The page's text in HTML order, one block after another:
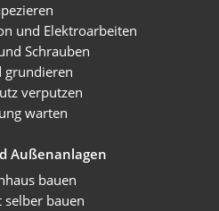
und Elektroarbeiten
Schrauben
grundieren
verputzen
warten
Außenanlagen
bauen
selber bauen